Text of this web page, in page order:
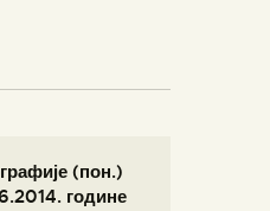
(пон.)
године